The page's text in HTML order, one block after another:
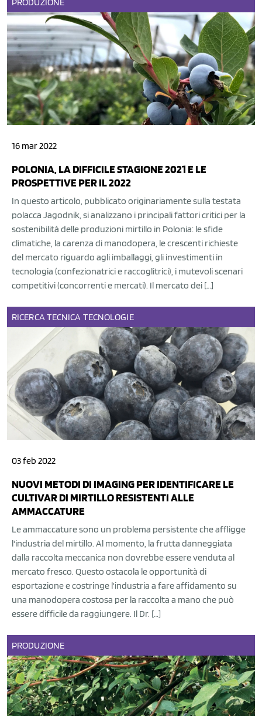
16 mar 2022
POLONIA, LA DIFFICILE STAGIONE 2021 E LE
PROSPETTIVE PER IL 2022
In questo articolo, pubblicato originariamente sulla testata
polacca Jagodnik, si analizzano i principali fattori critici per la
sostenibilità delle produzioni mirtillo in Polonia: le sfide
climatiche, la carenza di manodopera, le crescenti richieste
del mercato riguardo agli imballaggi, gli investimenti in
tecnologia (confezionatrici e raccoglitrici), i mutevoli scenari
competitivi (concorrenti e mercati). Il mercato dei […]
RICERCATECNICA TECNOLOGIE
03 feb 2022
NUOVI METODI DI IMAGING PER IDENTIFICARE LE
CULTIVAR DI MIRTILLO RESISTENTI ALLE
AMMACCATURE
Le ammaccature sono un problema persistente che affligge
l'industria del mirtillo. Al momento, la frutta danneggiata
dalla raccolta meccanica non dovrebbe essere venduta al
mercato fresco. Questo ostacola le opportunità di
esportazione e costringe l'industria a fare affidamento su
una manodopera costosa per la raccolta a mano che può
essere difficile da raggiungere. Il Dr. […]
PRODUZIONE